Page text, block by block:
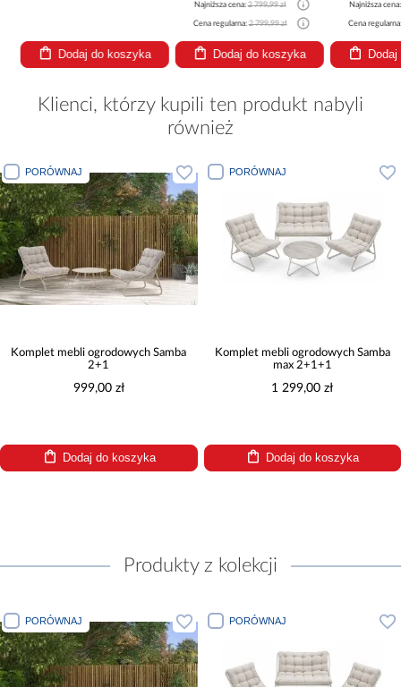
Dodaj do koszyka
Najniższa cena:2 799,99 zł
Cena regularna:2 799,99 zł
Dodaj do koszyka
Najniższa
Cena
Klienci, którzy kupili ten produkt nabyli
również
PORÓWNAJ
Komplet mebli ogrodowych Samba
2+1
999,00 zł
Dodaj do koszyka
PORÓWNAJ
Komplet mebli ogrodowych Samba
max 2+1+1
1 299,00 zł
Dodaj do koszyka
Produkty z kolekcji
PORÓWNAJ PORÓWNAJ